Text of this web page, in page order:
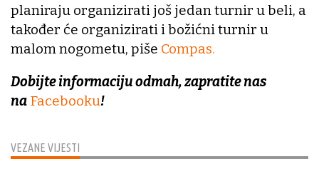
VEZANE VIJESTI
planiraju organizirati još jedan turnir u beli, a
također će organizirati i božićni turnir u
malom nogometu, piše Compas.
Dobijte informaciju odmah, zapratite nas
na Facebooku!